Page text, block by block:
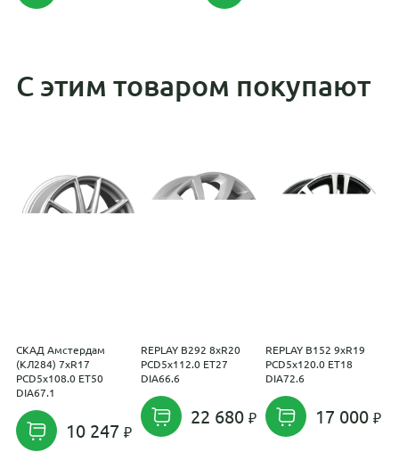
С этим товаром покупают
СКАД Амстердам
(КЛ284) 7xR17
PCD5x108.0 ET50
DIA67.1
10 247
REPLAY B292 8xR20
PCD5x112.0 ET27
DIA66.6
22 680
REPLAY B152 9xR19
PCD5x120.0 ET18
DIA72.6
17 000